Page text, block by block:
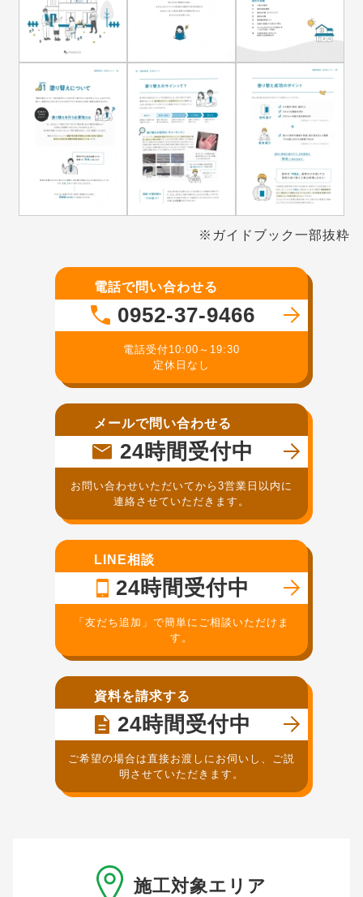
※ガイドブック一部抜粋
電話で問い合わせる
0952-37-9466
電話受付10:00～19:30
定休日なし
メールで問い合わせる
24時間受付中
お問い合わせいただいてから3営業日以内に
連絡させていただきます。
LINE相談
24時間受付中
「友だち追加」で簡単にご相談いただけま
す。
資料を請求する
24時間受付中
ご希望の場合は直接お渡しにお伺いし、ご説
明させていただきます。
施工対象エリア